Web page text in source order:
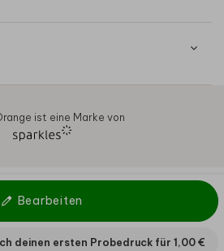
Bearbeiten
deinen ersten Probedruck für 1,00 €
ist eine Marke von
Cookies Impressum © 2026